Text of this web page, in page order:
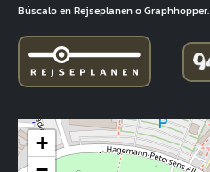
Búscalo en Rejseplanen o Graphhopper.
+